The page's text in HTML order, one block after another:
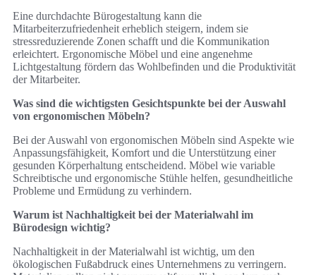
Eine durchdachte Bürogestaltung kann die
Mitarbeiterzufriedenheit erheblich steigern, indem sie
stressreduzierende Zonen schafft und die Kommunikation
erleichtert. Ergonomische Möbel und eine angenehme
Lichtgestaltung fördern das Wohlbefinden und die Produktivität
der Mitarbeiter.
Was sind die wichtigsten Gesichtspunkte bei der Auswahl
von ergonomischen Möbeln?
Bei der Auswahl von ergonomischen Möbeln sind Aspekte wie
Anpassungsfähigkeit, Komfort und die Unterstützung einer
gesunden Körperhaltung entscheidend. Möbel wie variable
Schreibtische und ergonomische Stühle helfen, gesundheitliche
Probleme und Ermüdung zu verhindern.
Warum ist Nachhaltigkeit bei der Materialwahl im
Bürodesign wichtig?
Nachhaltigkeit in der Materialwahl ist wichtig, um den
ökologischen Fußabdruck eines Unternehmens zu verringern.